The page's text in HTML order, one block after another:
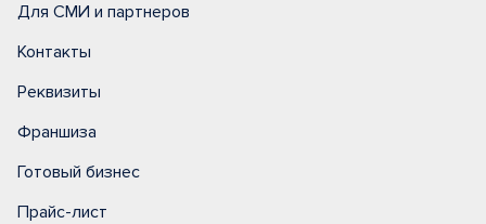
Для СМИ и партнеров
Контакты
Реквизиты
Франшиза
Готовый бизнес
Прайс-лист